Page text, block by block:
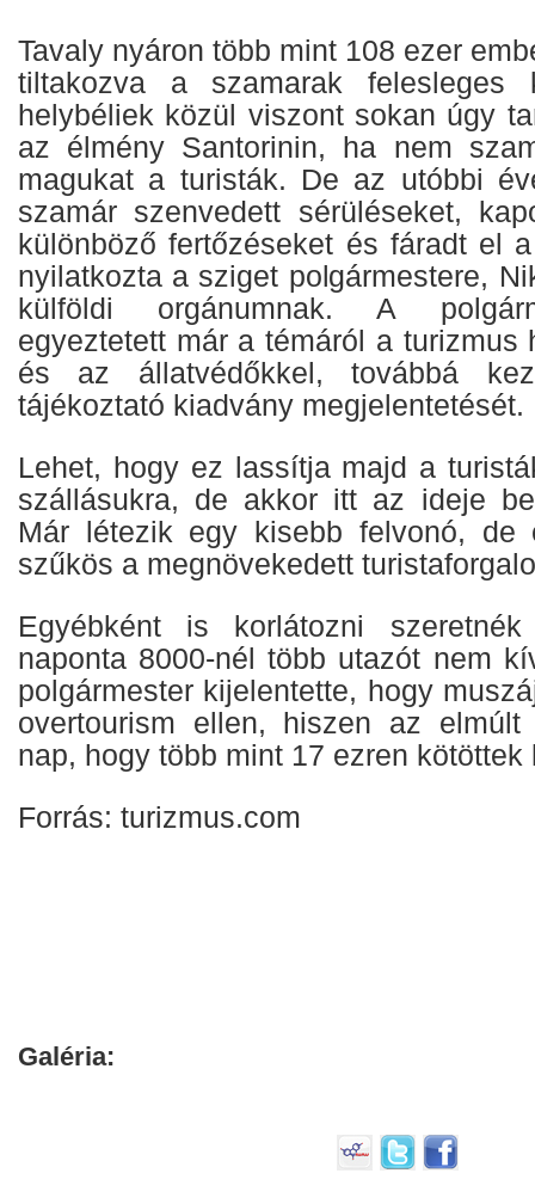
Tavaly nyáron több mint 108 ezer
tiltakozva a szamarak felesleges
helybéliek közül viszont sokan úgy
az élmény Santorinin, ha nem
magukat a turisták. De az utóbbi
szamár szenvedett sérüléseket,
különböző fertőzéseket és fáradt el
nyilatkozta a sziget polgármestere,
külföldi orgánumnak. A
egyeztetett már a témáról a turizmus
és az állatvédőkkel, továbbá
tájékoztató kiadvány megjelentetését.
Lehet, hogy ez lassítja majd a
szállásukra, de akkor itt az ideje
Már létezik egy kisebb felvonó, de
szűkös a megnövekedett
Egyébként is korlátozni
naponta 8000-nél több utazót nem
polgármester kijelentette, hogy
overtourism ellen, hiszen az
nap, hogy több mint 17 ezren kötöttek
Forrás: turizmus.com
Galéria: